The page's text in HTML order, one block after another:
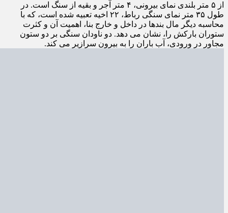
از ۵ متر بلندی نمای بیرونی، ۴ متر آجر و بقیه از سنگ است. در
طول ۳۵ متر نمای سنگی رباط، ۲۲ اخیه تعبیه شده است، که با
محاسبه دیگر مال بندها در داخل و خارج بنا، اهمیت آن و کثرت
ستوران بارکش را، نشان می دهد. دو ناودان سنگی بر دو ستون
مجاور در ورودی، آب باران را به بیرون سرازیر می کند.